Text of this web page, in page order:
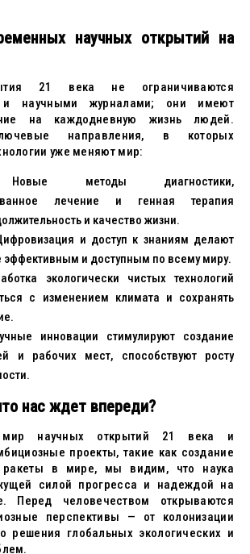
научных открытий на
21 века не ограничиваются
и научными журналами; они имеют
на каждодневную жизнь людей.
направления, в которых
уже меняют мир:
методы диагностики,
лечение и генная терапия
и качество жизни.
и доступ к знаниям делают
эффективным и доступным по всему миру.
экологически чистых технологий
с изменением климата и сохранять
инновации стимулируют создание
и рабочих мест, способствуют росту
нас ждет впереди?
мир научных открытий 21 века и
проекты, такие как создание
ракеты в мире, мы видим, что наука
силой прогресса и надеждой на
Перед человечеством открываются
перспективы — от колонизации
решения глобальных экологических и